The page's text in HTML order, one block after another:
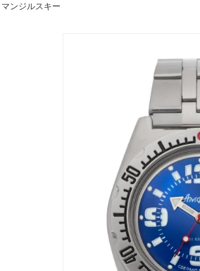
マンジルスキー